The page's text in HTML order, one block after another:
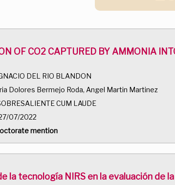
OF CO2 CAPTURED BY AMMONIA
DEL RIO BLANDON
Dolores Bermejo Roda, Angel Martin Martinez
CUM LAUDE
07/2022
mention
la tecnología NIRS en la evaluación de